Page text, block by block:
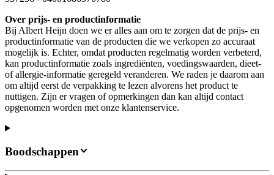
Over prijs- en productinformatie
Bij Albert Heijn doen we er alles aan om te zorgen dat de prijs- en
productinformatie van de producten die we verkopen zo accuraat
mogelijk is. Echter, omdat producten regelmatig worden verbeterd,
kan productinformatie zoals ingrediënten, voedingswaarden, dieet-
of allergie-informatie geregeld veranderen. We raden je daarom aan
om altijd eerst de verpakking te lezen alvorens het product te
nuttigen. Zijn er vragen of opmerkingen dan kan altijd contact
opgenomen worden met onze klantenservice.
Boodschappen